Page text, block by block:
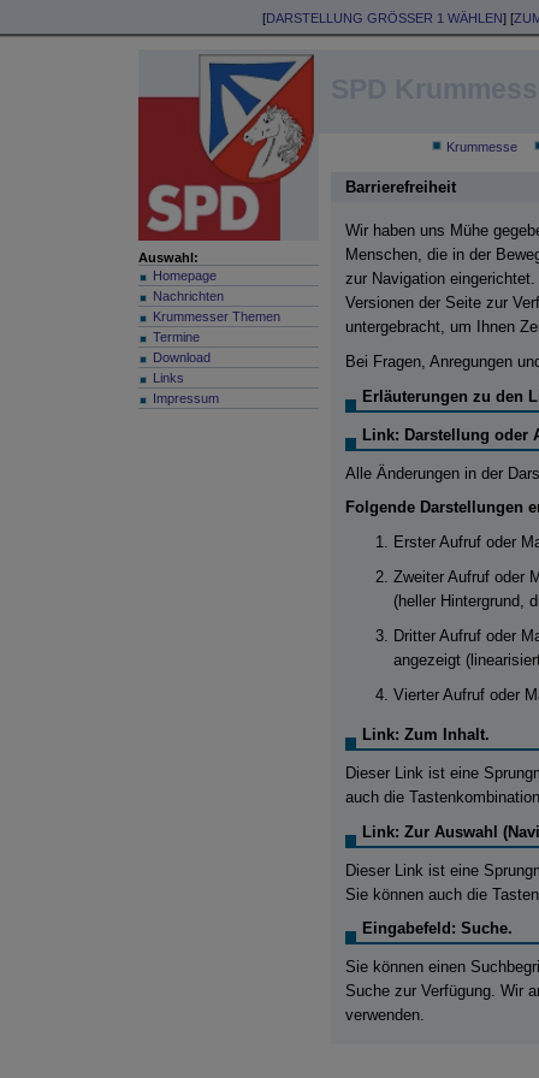
[DARSTELLUNG GRÖSSER 1 WÄHLEN] [
Auswahl:
Homepage
Nachrichten
Krummesser Themen
Termine
Download
Links
Impressum
Barrierefreiheit
Wir haben uns Mühe
Menschen, die in der
zur Navigation
Versionen der Seite zur
untergebracht, um Ihnen
Bei Fragen, Anregungen
Erläuterungen zu den
Link: Darstellung oder
Alle Änderungen in der
Folgende Darstellungen
Erster Aufruf oder
Zweiter Aufruf oder
(heller Hintergrund,
Dritter Aufruf oder
angezeigt
Vierter Aufruf oder
Link: Zum Inhalt.
Dieser Link ist eine
auch die
Link: Zur Auswahl
Dieser Link ist eine
Sie können auch die
Eingabefeld: Suche.
Sie können einen
Suche zur Verfügung. Wir
verwenden.
Krummesse